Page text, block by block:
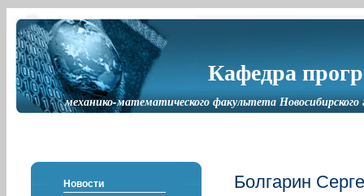
Кафедра
механико-математического факультета Новосибирского
Болгарин
Новости